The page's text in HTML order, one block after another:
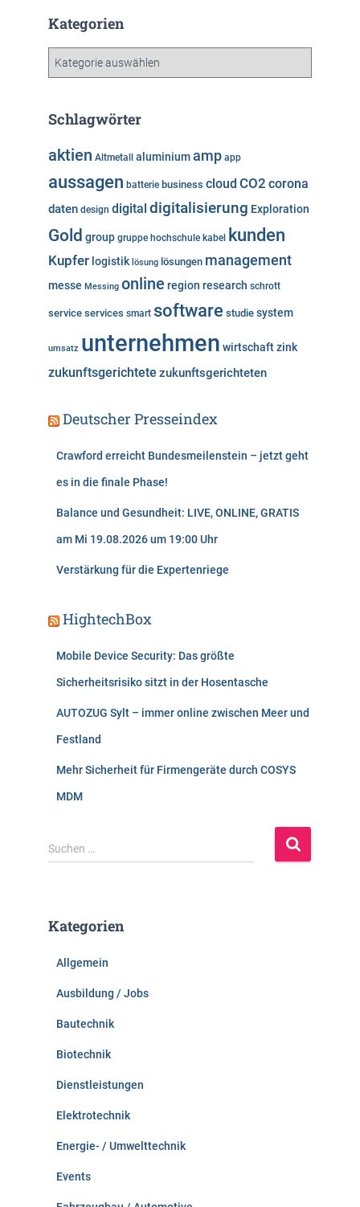
h
Kategorien
g
r
i
n
Schlagwörter
aktien Altmetall aluminiumamp app
aussagen batterie business cloud CO2 corona
daten design digital digitalisierung Exploration
Gold group gruppe hochschule kabel kunden
Kupfer logistik lösung lösungen management
messe Messing online region research schrott
service services smart software studie system
umsatz unternehmen wirtschaftzink
zukunftsgerichtete zukunftsgerichteten
Deutscher Presseindex
Crawford erreicht Bundesmeilenstein – jetzt geht
es in die finale Phase!
Balance und Gesundheit: LIVE, ONLINE, GRATIS
am Mi 19.08.2026 um 19:00 Uhr
Verstärkung für die Expertenriege
HightechBox
Mobile Device Security: Das größte
Sicherheitsrisiko sitzt in der Hosentasche
AUTOZUG Sylt – immer online zwischen Meer und
Festland
Mehr Sicherheit für Firmengeräte durch COSYS
MDM
S
u
n
Suchen …
Kategorien
Allgemein
Ausbildung / Jobs
Bautechnik
Biotechnik
Dienstleistungen
Elektrotechnik
Energie- / Umwelttechnik
Events